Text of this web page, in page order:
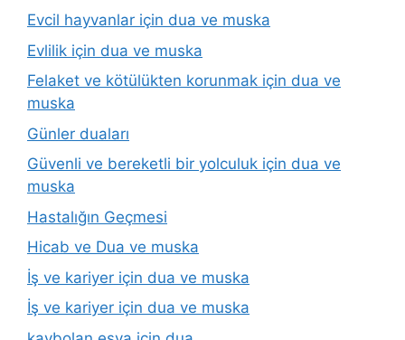
Evcil hayvanlar için dua ve muska
Evlilik için dua ve muska
Felaket ve kötülükten korunmak için dua ve
muska
Günler duaları
Güvenli ve bereketli bir yolculuk için dua ve
muska
Hastalığın Geçmesi
Hicab ve Dua ve muska
İş ve kariyer için dua ve muska
İş ve kariyer için dua ve muska